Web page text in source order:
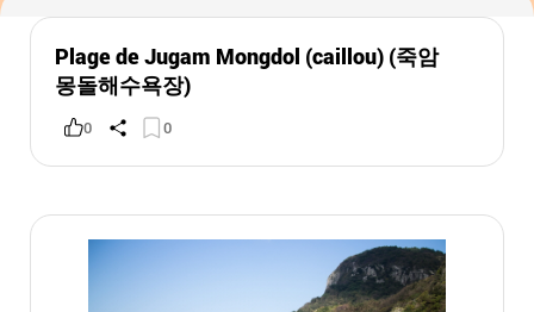
Plage de Jugam Mongdol (caillou) (죽암
몽돌해수욕장)
0 0